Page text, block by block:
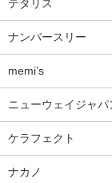
テタリス
ナンバースリー
memi’s
ニューウェイジャパ
ケラフェクト
ナカノ